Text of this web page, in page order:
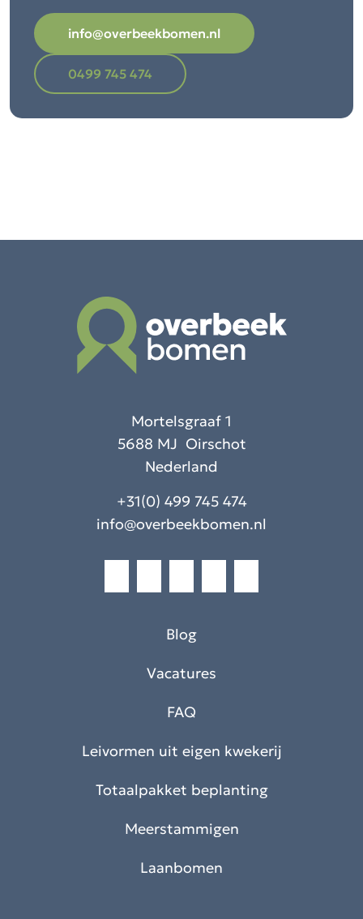
info@overbeekbomen.nl
0499 745 474
Mortelsgraaf 1
5688 MJ Oirschot
Nederland
+31(0) 499 745 474
info@overbeekbomen.nl
Blog
Vacatures
FAQ
Leivormen uit eigen kwekerij
Totaalpakket beplanting
Meerstammigen
Laanbomen